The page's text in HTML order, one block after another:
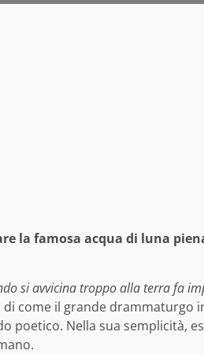
la famosa acqua di luna
si avvicina troppo alla terra fa
di come il grande drammaturgo
poetico. Nella sua semplicità,